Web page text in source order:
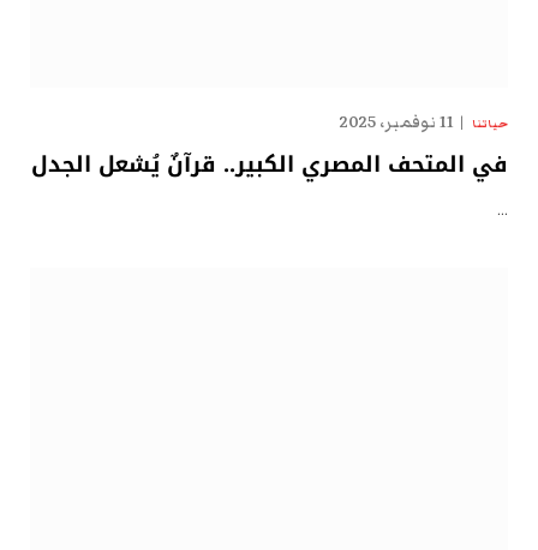
حياتنا 11 نوفمبر، 2025
في المتحف المصري الكبير.. قرآنٌ يُشعل الجدل
…